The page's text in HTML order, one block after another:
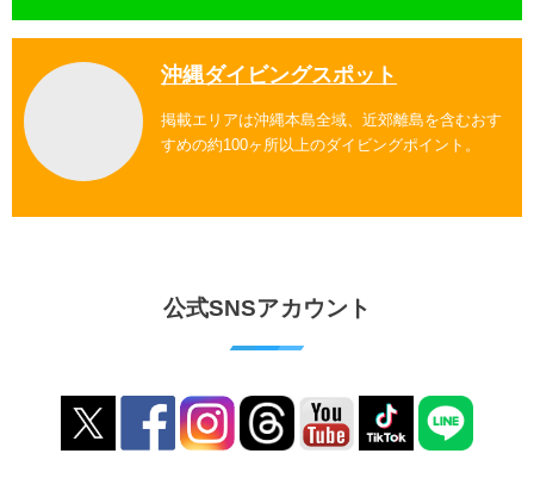
沖縄ダイビングスポット
掲載エリアは沖縄本島全域、近郊離島を含むおす
すめの約100ヶ所以上のダイビングポイント。
公式SNSアカウント